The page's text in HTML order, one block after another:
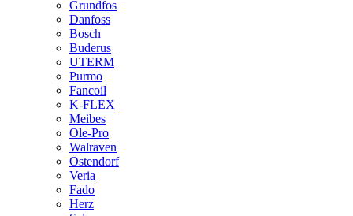
Grundfos
Danfoss
Bosch
Buderus
UTERM
Purmo
Fancoil
K-FLEX
Meibes
Ole-Pro
Walraven
Ostendorf
Veria
Fado
Herz